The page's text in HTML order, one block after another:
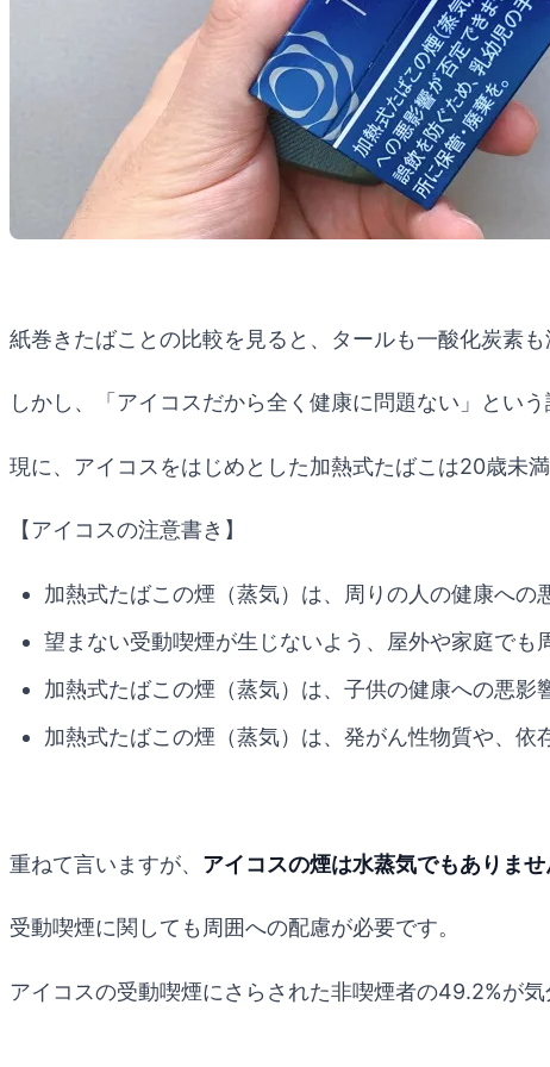
紙巻きたばことの比較を見ると、タールも一酸化炭素も
しかし、「アイコスだから全く健康に問題ない」という
現に、アイコスをはじめとした加熱式たばこは20歳未
【アイコスの注意書き】
加熱式たばこの煙（蒸気）は、周りの人の健康への
望まない受動喫煙が生じないよう、屋外や家庭でも
加熱式たばこの煙（蒸気）は、子供の健康への悪影
加熱式たばこの煙（蒸気）は、発がん性物質や、依
重ねて言いますが、 アイコスの煙は水蒸気でもありま
受動喫煙に関しても周囲への配慮が必要です。
アイコスの受動喫煙にさらされた非喫煙者の49.2%が